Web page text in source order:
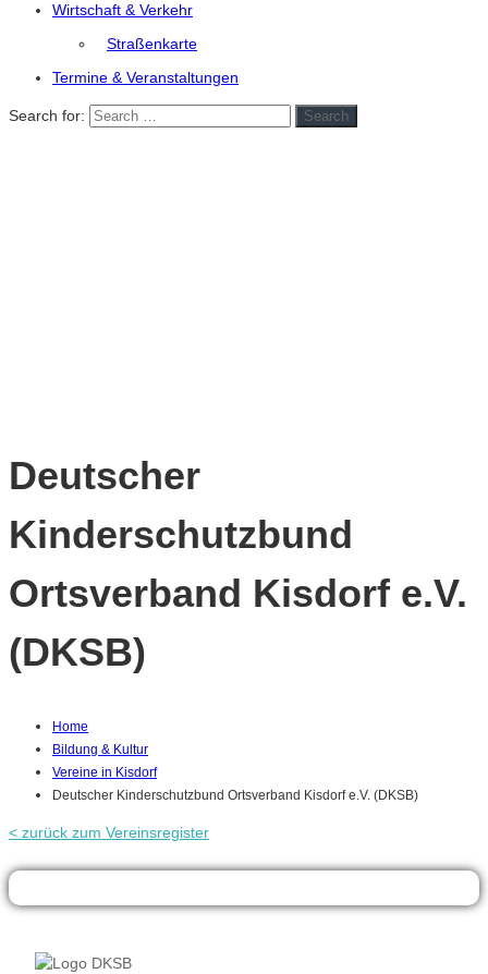
Wirtschaft & Verkehr
Straßenkarte
Termine & Veranstaltungen
Search for: Search
Deutscher
Kinderschutzbund
Ortsverband Kisdorf e.V.
(DKSB)
Home
Bildung & Kultur
Vereine in Kisdorf
Deutscher Kinderschutzbund Ortsverband Kisdorf e.V. (DKSB)
< zurück zum Vereinsregister